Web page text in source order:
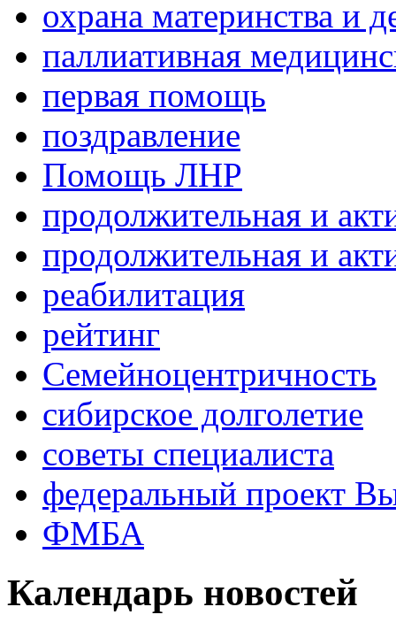
охрана материнства и
паллиативная
первая помощь
поздравление
Помощь ЛНР
продолжительная и
продолжительная и
реабилитация
рейтинг
Семейноцентричность
сибирское долголетие
советы специалиста
федеральный проект
ФМБА
Календарь новостей